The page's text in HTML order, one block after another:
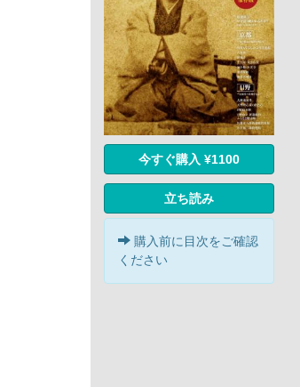
今すぐ購入 ¥1100
立ち読み
購入前に目次をご確認
ください